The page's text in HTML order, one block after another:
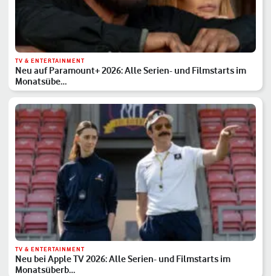
TV & ENTERTAINMENT
Neu auf Paramount+ 2026: Alle Serien- und Filmstarts im
Monatsübe…
TV & ENTERTAINMENT
Neu bei Apple TV 2026: Alle Serien- und Filmstarts im
Monatsüberb…